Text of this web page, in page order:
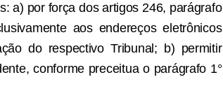
a) por força dos artigos 246, parágrafo
aos endereços eletrônicos
do respectivo Tribunal; b) permitir
conforme preceitua o parágrafo 1°